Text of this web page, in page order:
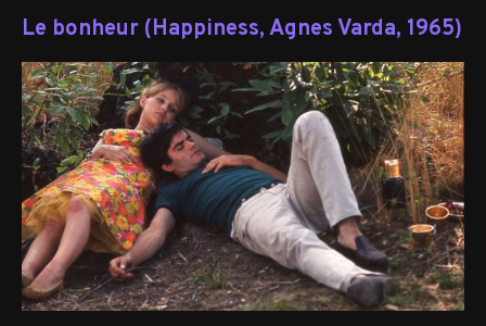
Le bonheur (Happiness, Agnes Varda, 1965)